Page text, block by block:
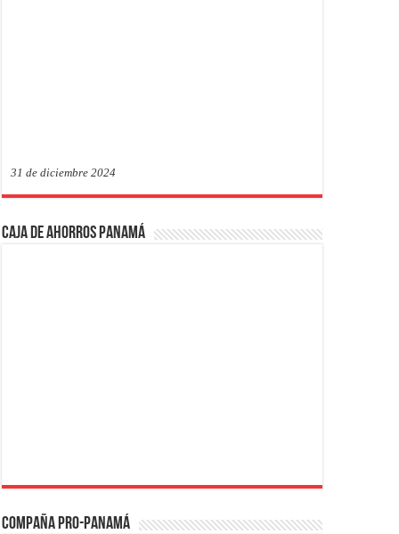
31 de diciembre 2024
Caja de Ahorros Panamá
Compaña PRO-Panamá